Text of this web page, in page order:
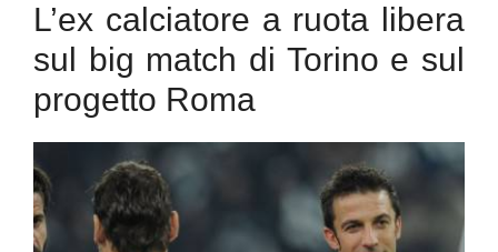
L’ex calciatore a ruota libera
sul big match di Torino e sul
progetto Roma